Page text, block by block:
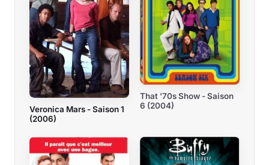
Veronica Mars - Saison 1
(2006)
That '70s Show - Saison
6 (2004)